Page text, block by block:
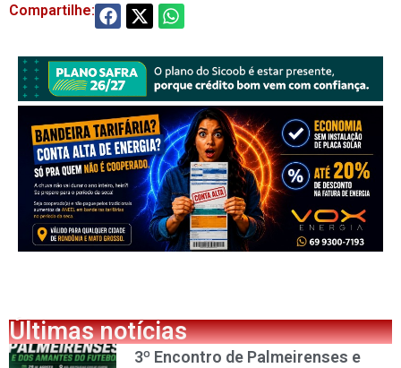
Compartilhe:
Últimas notícias
3º Encontro de Palmeirenses e